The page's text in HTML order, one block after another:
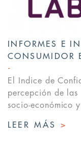
INFORMES E
CONSUMIDOR
El Indice de
percepción de
socio-económico
LEER MÁS >